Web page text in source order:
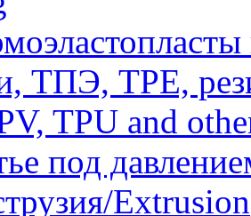
ТПЭ, TPE,
TPU and
под
Extrusion